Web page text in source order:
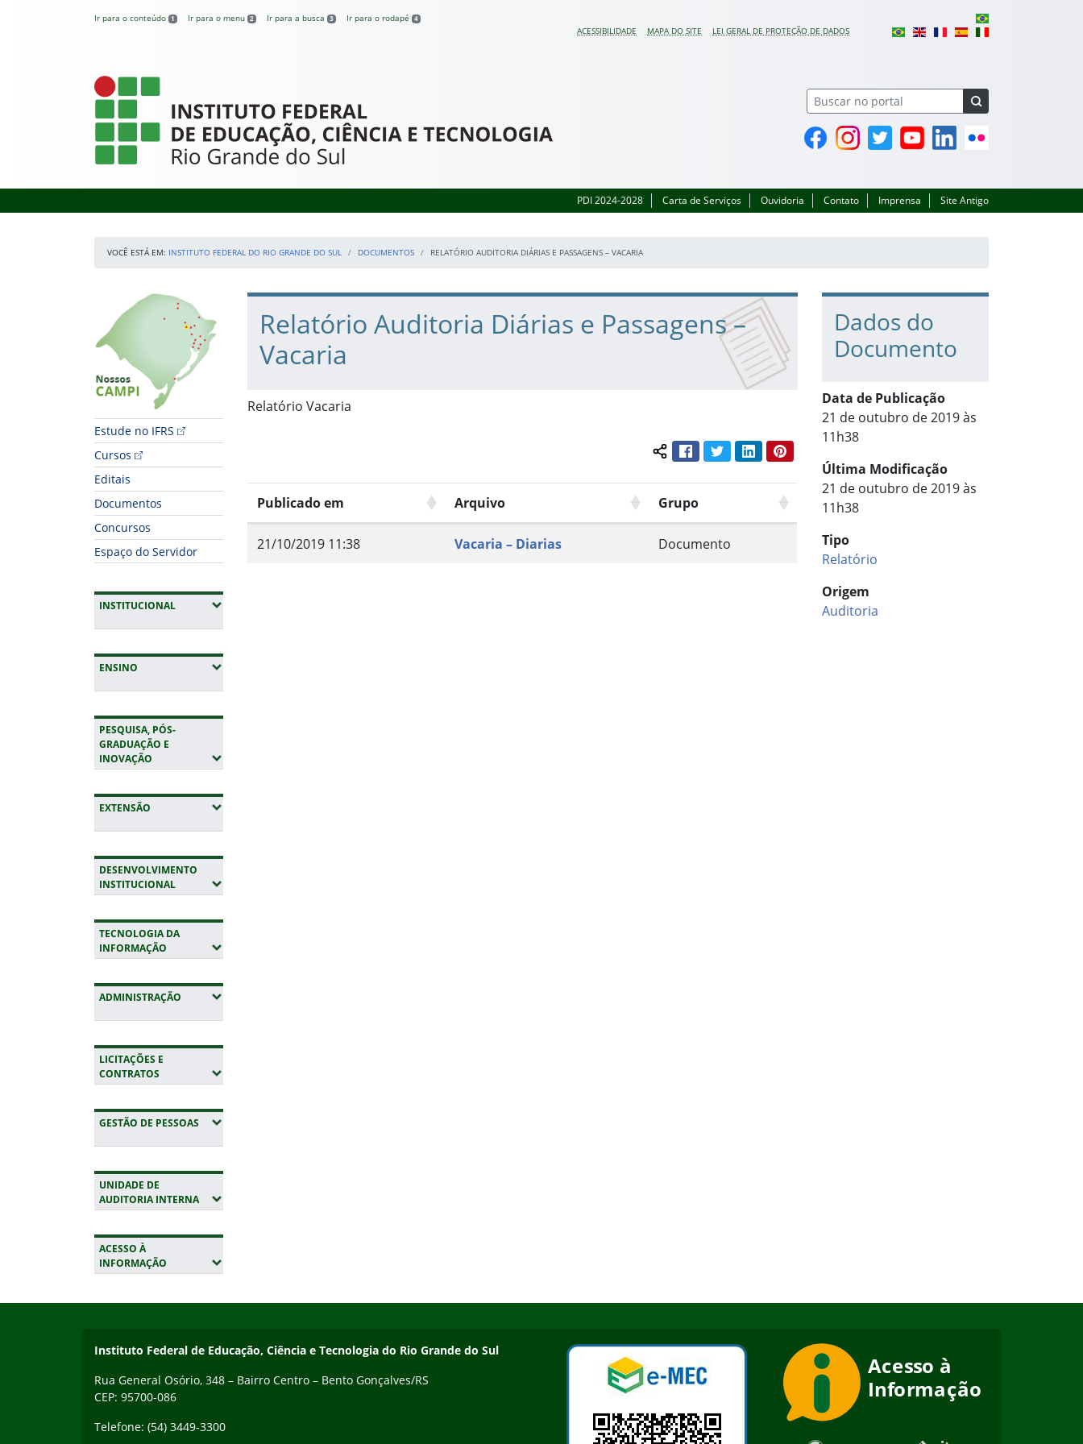
Ir para o conteúdo 1 Ir para o menu 2 Ir para a busca 3 Ir para o rodapé 4
ACESSIBILIDADE MAPA DO SITE LEI GERAL DE PROTEÇÃO DE DADOS
Instituto Federal do Rio Grande do Sul
FacebookInstagramTwitter YouTubeLinkedin
PDI 2024-2028 Carta de Serviços Ouvidoria Contato Imprensa Site Antigo
VOCÊ ESTÁ EM: INSTITUTO FEDERAL DO RIO GRANDE DO SUL DOCUMENTOS RELATÓRIO AUDITORIA DIÁRIAS E PASSAGENS – VACARIA
Início da navegação
Nossos Campi
Estude no IFRS
Cursos
Editais
Documentos
Concursos
Espaço do Servidor
INSTITUCIONAL(EXPANDIR SUBMENUS)
ENSINO (EXPANDIR SUBMENUS)
PESQUISA, PÓS-
GRADUAÇÃO E
INOVAÇÃO (EXPANDIR SUBMENUS)
EXTENSÃO (EXPANDIR SUBMENUS)
DESENVOLVIMENTO
INSTITUCIONAL(EXPANDIR SUBMENUS)
TECNOLOGIA DA
INFORMAÇÃO (EXPANDIR SUBMENUS)
ADMINISTRAÇÃO (EXPANDIR SUBMENUS)
LICITAÇÕES E
CONTRATOS (EXPANDIR SUBMENUS)
GESTÃO DE PESSOAS (EXPANDIR SUBMENUS)
UNIDADE DE
AUDITORIA INTERNA(EXPANDIR SUBMENUS)
ACESSO À
INFORMAÇÃO (EXPANDIR SUBMENUS)
Início do conteúdo
Relatório Auditoria Diárias e Passagens –
Vacaria
Relatório Vacaria
Compartilhar conteúdo:
FacebookTwitterLinkedInPinterest
Publicado em Arquivo Grupo
21/10/2019 11:38 Vacaria – Diarias Documento
Dados do
Documento
Data de Publicação
21 de outubro de 2019 às
11h38
Última Modificação
21 de outubro de 2019 às
11h38
Tipo
Relatório
Origem
Auditoria
Contato
Instituto Federal de Educação, Ciência e Tecnologia do Rio Grande do Sul
Rua General Osório, 348 – Bairro Centro – Bento Gonçalves/RS
CEP: 95700-086
Telefone: (54) 3449-3300